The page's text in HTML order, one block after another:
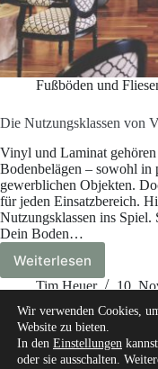
Fußböden und
Die Nutzungsklassen von
Vinyl und Laminat
Bodenbelägen – sowohl in
gewerblichen Objekten.
für jeden Einsatzbereich.
Nutzungsklassen ins Spiel.
Dein Boden…
Weiterlesen
Die
Vinyl
und
Laminat
Tim Heuer 10.
Wir verwenden Cookies,
Website zu bieten.
In den Einstellungen
oder sie ausschalten.